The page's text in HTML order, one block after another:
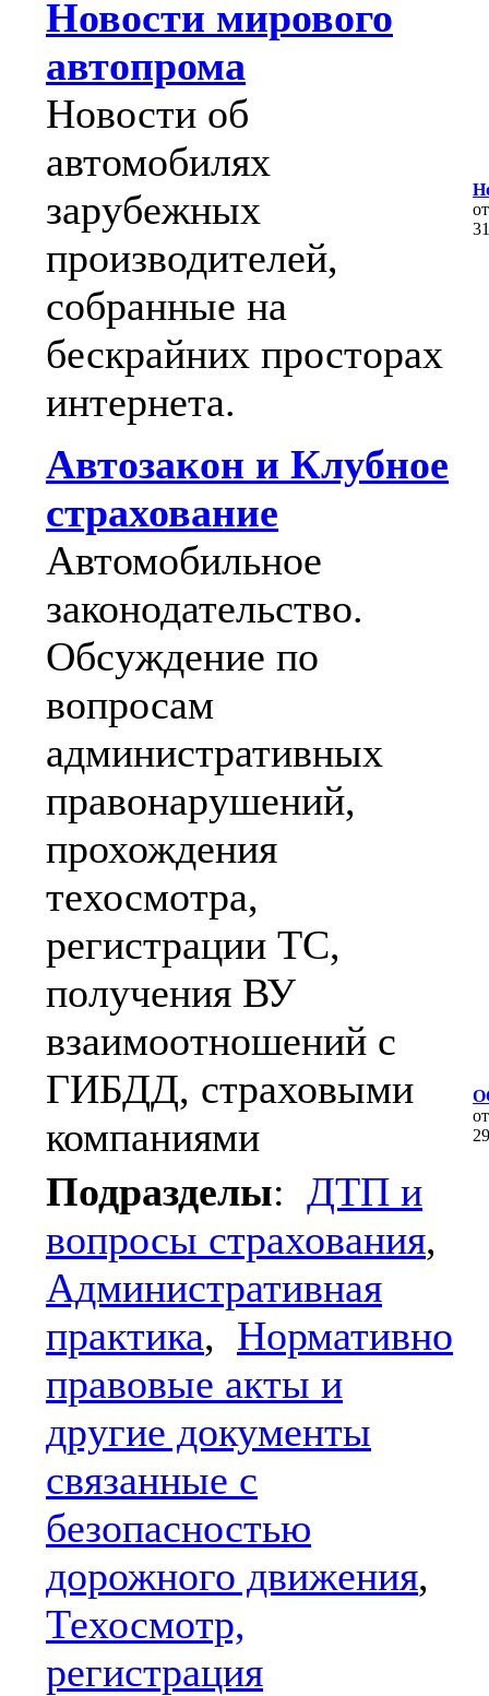
Новости мирового
автопрома
Новости об
автомобилях
зарубежных
производителей,
собранные на
бескрайних просторах
интернета.
Автозакон и Клубное
страхование
Автомобильное
законодательство.
Обсуждение по
вопросам
административных
правонарушений,
прохождения
техосмотра,
регистрации ТС,
получения ВУ
взаимоотношений с
ГИБДД, страховыми
компаниями
Подразделы: ДТП и
вопросы страхования,
Административная
практика, Нормативно
правовые акты и
другие документы
связанные с
безопасностью
дорожного движения,
Техосмотр,
регистрация